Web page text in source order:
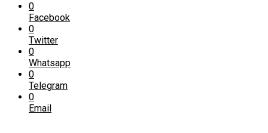
0
Facebook
0
Twitter
0
Whatsapp
0
Telegram
0
Email